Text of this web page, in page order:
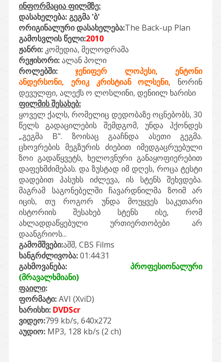
ინფორმაცია ფილმზე:
დასახელება:გეგმა 'ბ'
ორიგინალური დასახელება:The Back-up Plan
გამოსვლის წელი:2010
ჟანრი: კომედია, მელოდრამა
რეჟისორი:ალან პოლი
როლებში:ჯენიფერ ლოპესი, ენტონი
ანდერსონი, ერიკ კრისტიან ოლსენი,
ნორინ
დევულფი, ალექს ო ლოსლინი, დენიილ ხარისი
ფილმის შესახებ:
ყოველ ქალს, რომელიც დედობაზე ოცნებობს, 30
წელს გადაცილების შემდგომ, უნდა ჰქონდეს
„გეგმა B". ზოისაც გააჩნდა ასეთი გეგმა.
ცხოვრების მეგზურის ძიებით იმედგაცრუებული
ზოი გადაწყვეტს, ხელოვნური განაყოფიერებით
დაფეხმძიმებას. და ზუსტად იმ დღეს, როცა ტესტი
დადებით პასუხს იძლევა, ის სტენს შეხვდება.
მაგრამ საგონებელში ჩავარდნილმა ზოიმ არ
იცის, თუ როგორ უნდა მოუყვეს საკუთარი
ისტორიის შესახებ სტენს ისე, რომ
ახლადდაწყებული ურთიერთობები არ
დაანგრიოს...
გამომშვები:აშშ, CBS Films
ხანგრძლივობა:01:44:31
გახმოვანება: პროფესიონალური
(მრავალხმიანი)
ფაილი:
ფორმატი:AVI (XviD)
ხარისხი: DVDScr
ვიდეო:799 kb/s, 640x272
აუდიო: MP3, 128 kb/s (2 ch)